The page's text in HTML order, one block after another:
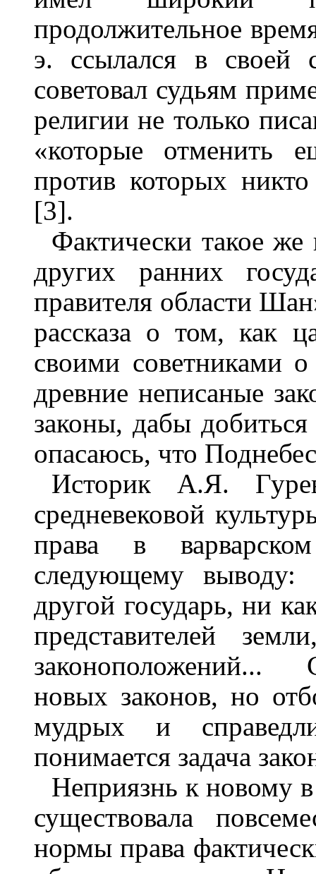
продолжительное
э. ссылался в своей
советовал судьям
религии не только
«которые отменить
против которых
[3].
Фактически такое
других ранних
правителя области
рассказа о том, как
своими советниками
древние неписаные
законы, дабы
опасаюсь, что
Историк А.Я.
средневековой
права в
следующему
другой государь, ни
представителей
законоположений...
новых законов, но
мудрых и
понимается задача
Неприязнь к новому в
существовала
нормы права